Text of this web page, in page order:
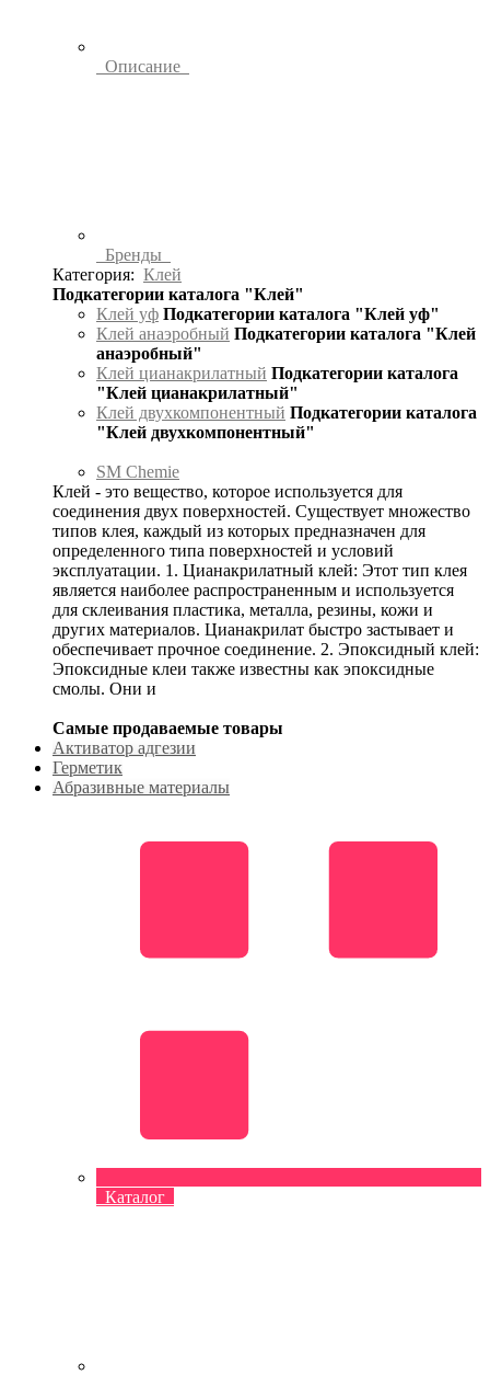
Описание
Бренды
Категория: Клей
Подкатегории каталога "Клей"
Клей уф Подкатегории каталога "Клей уф"
Клей анаэробный Подкатегории каталога "Клей
анаэробный"
Клей цианакрилатный Подкатегории каталога
"Клей цианакрилатный"
Клей двухкомпонентный Подкатегории каталога
"Клей двухкомпонентный"
SM Chemie
Клей - это вещество, которое используется для
соединения двух поверхностей. Существует множество
типов клея, каждый из которых предназначен для
определенного типа поверхностей и условий
эксплуатации. 1. Цианакрилатный клей: Этот тип клея
является наиболее распространенным и используется
для склеивания пластика, металла, резины, кожи и
других материалов. Цианакрилат быстро застывает и
обеспечивает прочное соединение. 2. Эпоксидный клей:
Эпоксидные клеи также известны как эпоксидные
смолы. Они и
Самые продаваемые товары
Активатор адгезии
Герметик
Абразивные материалы
Каталог